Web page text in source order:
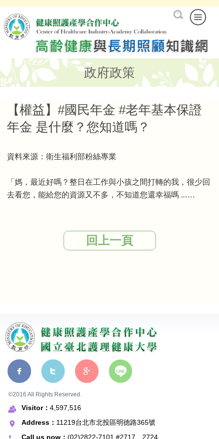
政府政策
【權益】#國民年金 #老年基本保證
年金 是什麼？您知道嗎？
資料來源：衛生福利部粉絲專業
「媽，最近好嗎？整日在工作與小孩之間打轉的我，很少回
去看您，能給您的資源又不多，不知道您還幸福嗎 ..….
回上一頁
©2016 All Rights Reserved.
Visitor： 4,597,516
Address： 11219台北市北投區明德路365號
Call us now： (02)2822-7101 #2717、2724